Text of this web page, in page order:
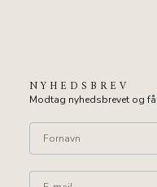
NYHEDSBREV
Modtag nyhedsbrevet og